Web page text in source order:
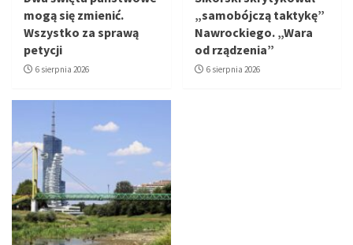
mogą się zmienić.
Wszystko za sprawą
petycji
6 sierpnia 2026
„samobójczą taktykę”
Nawrockiego. „Wara
od rządzenia”
6 sierpnia 2026